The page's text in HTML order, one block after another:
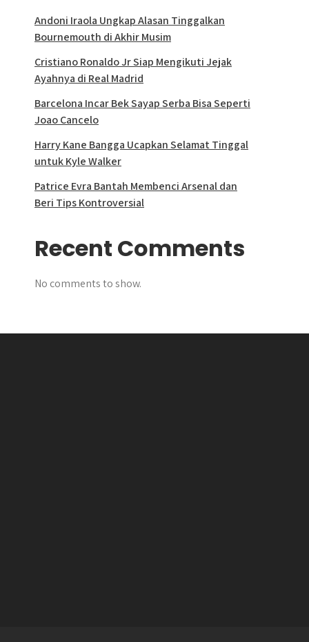
Andoni Iraola Ungkap Alasan Tinggalkan
Bournemouth di Akhir Musim
Cristiano Ronaldo Jr Siap Mengikuti Jejak
Ayahnya di Real Madrid
Barcelona Incar Bek Sayap Serba Bisa Seperti
Joao Cancelo
Harry Kane Bangga Ucapkan Selamat Tinggal
untuk Kyle Walker
Patrice Evra Bantah Membenci Arsenal dan
Beri Tips Kontroversial
Recent Comments
No comments to show.